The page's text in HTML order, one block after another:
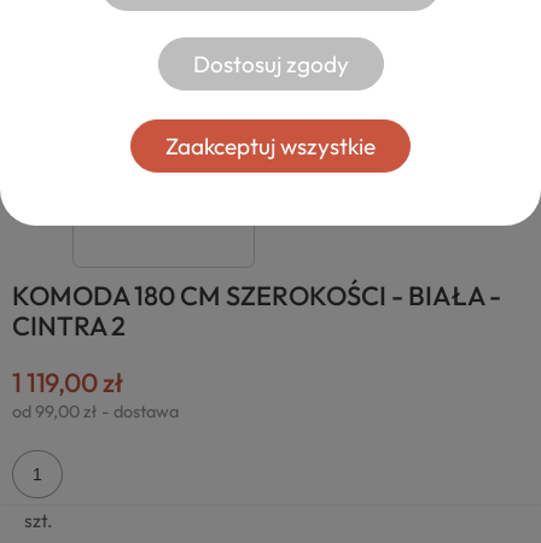
KOMODA 180 CM SZEROKOŚCI - BIAŁA -
CINTRA 2
1 119,00 zł
od 99,00 zł - dostawa
szt.
Dostosuj zgody
Zaakceptuj wszystkie